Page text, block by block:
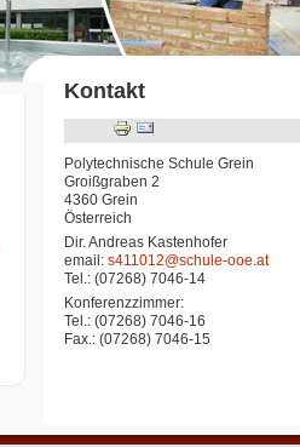
Kontakt
Polytechnische Schule Grein
Groißgraben 2
4360 Grein
Österreich
Dir. Andreas Kastenhofer
email: s411012@schule-ooe.at
Tel.: (07268) 7046-14
Konferenzzimmer:
Tel.: (07268) 7046-16
Fax.: (07268) 7046-15